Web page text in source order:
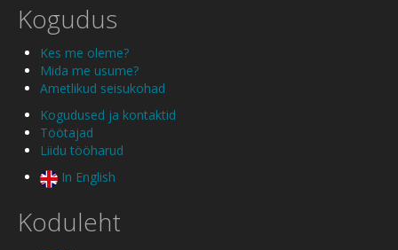
Kogudus
Kes me oleme?
Mida me usume?
Ametlikud seisukohad
Kogudused ja kontaktid
Töötajad
Liidu tööharud
In English
Koduleht